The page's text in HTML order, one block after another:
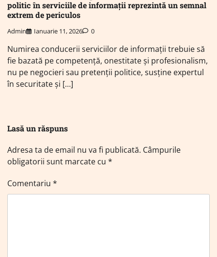
politic în serviciile de informații reprezintă un semnal
extrem de periculos
Admin Ianuarie 11, 2026 0
Numirea conducerii serviciilor de informații trebuie să
fie bazată pe competență, onestitate și profesionalism,
nu pe negocieri sau pretenții politice, susține expertul
în securitate și […]
Lasă un răspuns
Adresa ta de email nu va fi publicată. Câmpurile
obligatorii sunt marcate cu *
Comentariu *